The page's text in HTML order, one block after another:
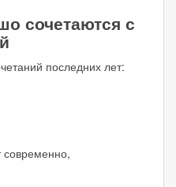
сочетаются с
последних лет:
современно,